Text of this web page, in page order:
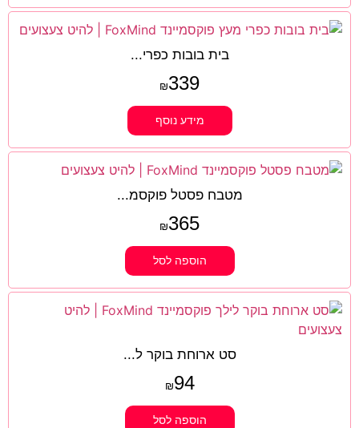
בית בובות כפרי...
₪339
מידע נוסף
מטבח פסטל פוקסמ...
₪365
הוספה לסל
סט ארוחת בוקר ל...
₪94
הוספה לסל